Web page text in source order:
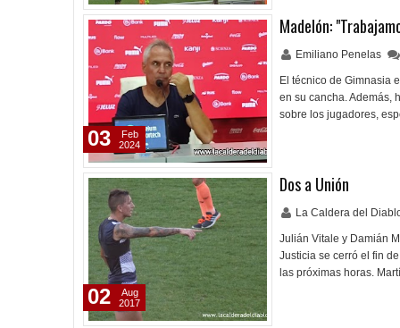
Madelón:
Emiliano Penelas
El técnico de Gimnasia
en su cancha. Además,
sobre los jugadores,
03
Feb
2024
Dos a Unión
La Caldera del
Julián Vitale y Damián
Justicia se cerró el fin
las próximas horas.
02
Aug
2017